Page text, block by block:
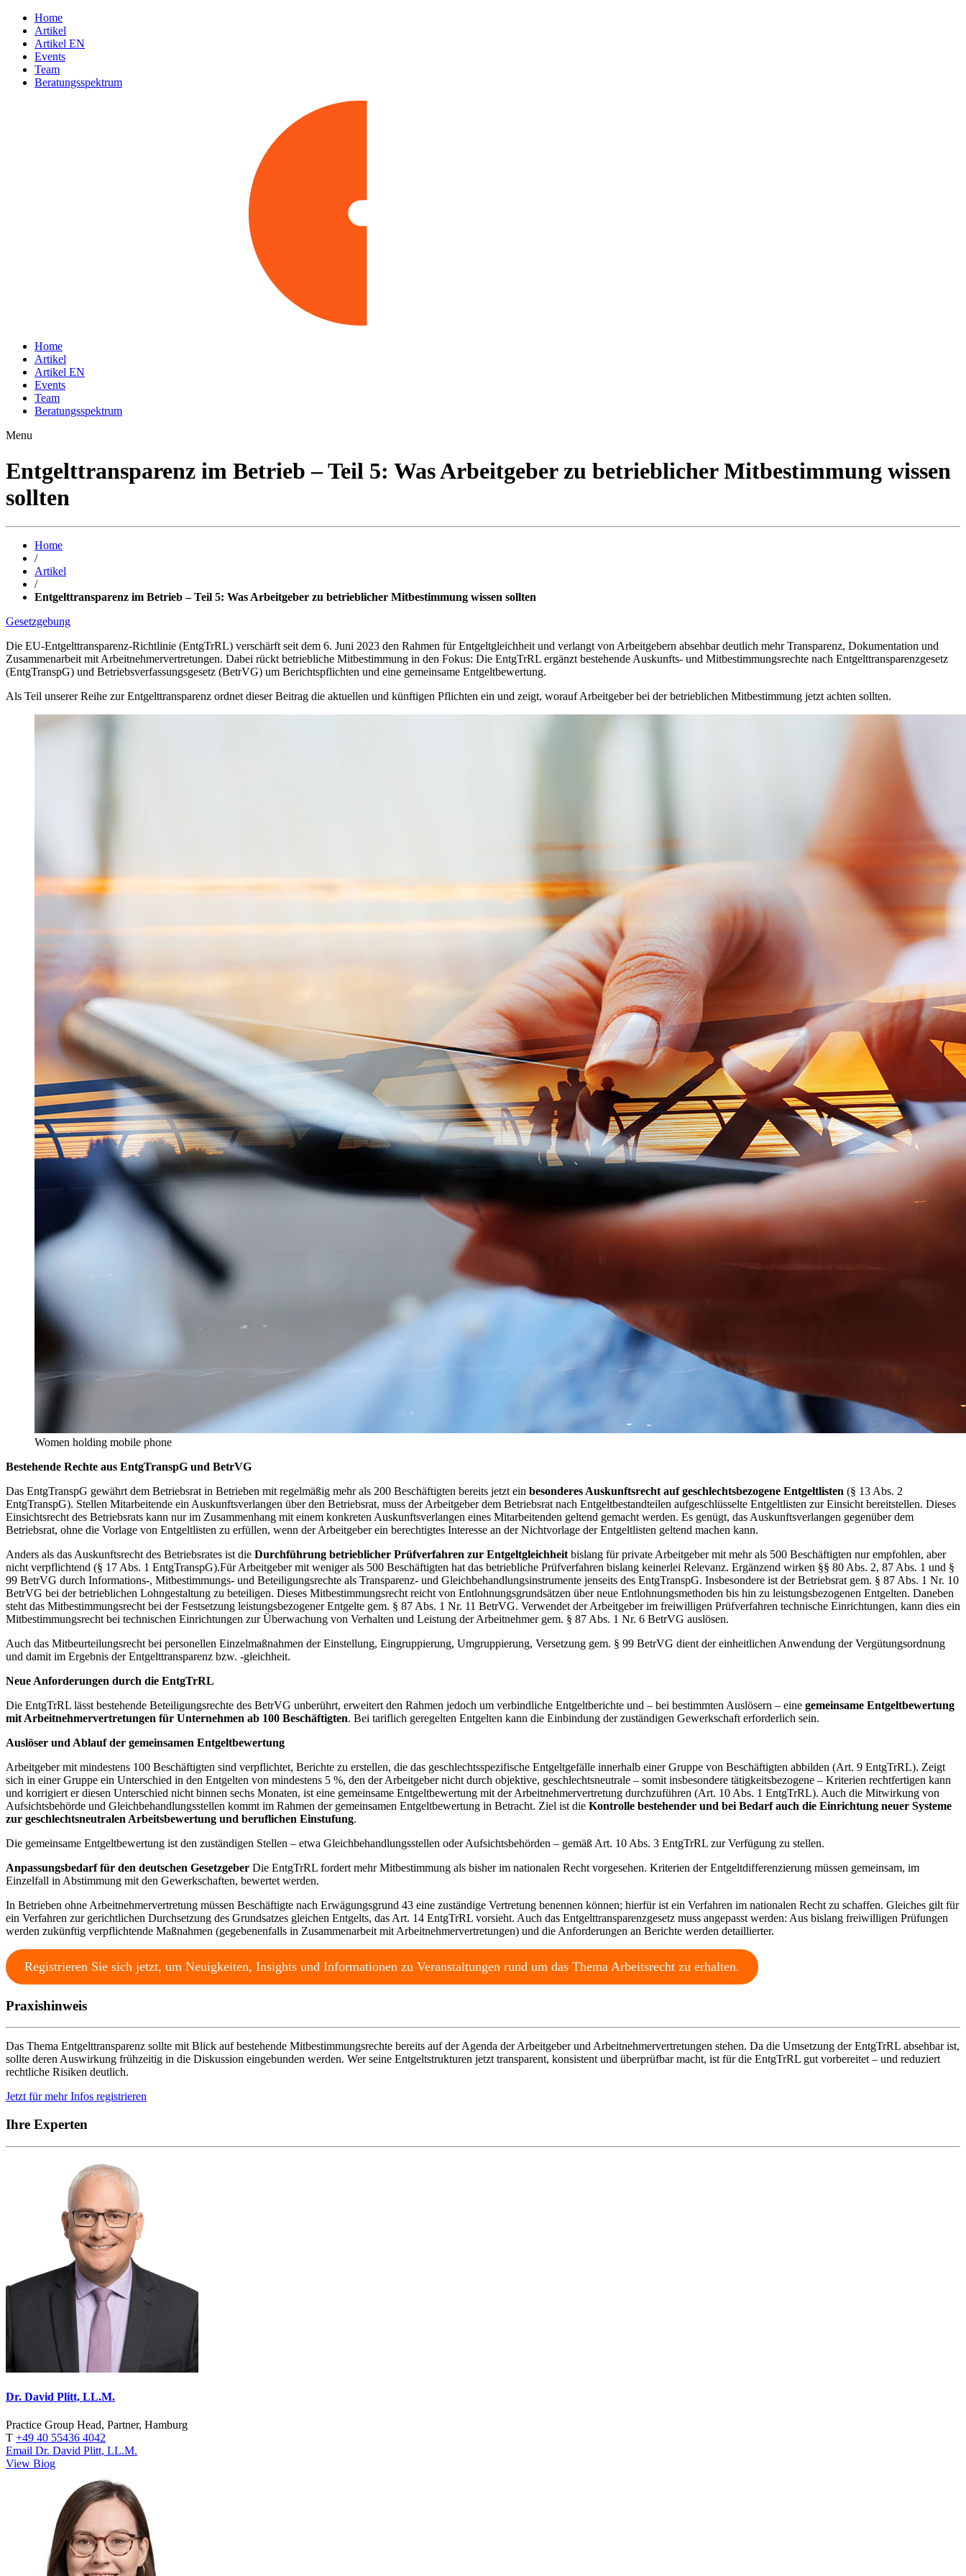
Home
Artikel
Artikel EN
Events
Team
Beratungsspektrum
Home
Artikel
Artikel EN
Events
Team
Beratungsspektrum
Menu
Entgelttransparenz im Betrieb – Teil 5: Was Arbeitgeber zu betrieblicher Mitbestimmung wissen
sollten
Home
/
Artikel
/
Entgelttransparenz im Betrieb – Teil 5: Was Arbeitgeber zu betrieblicher Mitbestimmung wissen sollten
Gesetzgebung
Die EU-Entgelttransparenz-Richtlinie (EntgTrRL) verschärft seit dem 6. Juni 2023 den Rahmen für Entgeltgleichheit und verlangt von Arbeitgebern absehbar deutlich mehr Transparenz, Dokumentation und
Zusammenarbeit mit Arbeitnehmervertretungen. Dabei rückt betriebliche Mitbestimmung in den Fokus: Die EntgTrRL ergänzt bestehende Auskunfts- und Mitbestimmungsrechte nach Entgelttransparenzgesetz
(EntgTranspG) und Betriebsverfassungsgesetz (BetrVG) um Berichtspflichten und eine gemeinsame Entgeltbewertung.
Als Teil unserer Reihe zur Entgelttransparenz ordnet dieser Beitrag die aktuellen und künftigen Pflichten ein und zeigt, worauf Arbeitgeber bei der betrieblichen Mitbestimmung jetzt achten sollten.
Women holding mobile phone
Bestehende Rechte aus EntgTranspG und BetrVG
Das EntgTranspG gewährt dem Betriebsrat in Betrieben mit regelmäßig mehr als 200 Beschäftigten bereits jetzt ein besonderes Auskunftsrecht auf geschlechtsbezogene Entgeltlisten (§ 13 Abs. 2
EntgTranspG). Stellen Mitarbeitende ein Auskunftsverlangen über den Betriebsrat, muss der Arbeitgeber dem Betriebsrat nach Entgeltbestandteilen aufgeschlüsselte Entgeltlisten zur Einsicht bereitstellen. Dieses
Einsichtsrecht des Betriebsrats kann nur im Zusammenhang mit einem konkreten Auskunftsverlangen eines Mitarbeitenden geltend gemacht werden. Es genügt, das Auskunftsverlangen gegenüber dem
Betriebsrat, ohne die Vorlage von Entgeltlisten zu erfüllen, wenn der Arbeitgeber ein berechtigtes Interesse an der Nichtvorlage der Entgeltlisten geltend machen kann.
Anders als das Auskunftsrecht des Betriebsrates ist die Durchführung betrieblicher Prüfverfahren zur Entgeltgleichheit bislang für private Arbeitgeber mit mehr als 500 Beschäftigten nur empfohlen, aber
nicht verpflichtend (§ 17 Abs. 1 EntgTranspG).Für Arbeitgeber mit weniger als 500 Beschäftigten hat das betriebliche Prüfverfahren bislang keinerlei Relevanz. Ergänzend wirken §§ 80 Abs. 2, 87 Abs. 1 und §
99 BetrVG durch Informations-, Mitbestimmungs- und Beteiligungsrechte als Transparenz- und Gleichbehandlungsinstrumente jenseits des EntgTranspG. Insbesondere ist der Betriebsrat gem. § 87 Abs. 1 Nr. 10
BetrVG bei der betrieblichen Lohngestaltung zu beteiligen. Dieses Mitbestimmungsrecht reicht von Entlohnungsgrundsätzen über neue Entlohnungsmethoden bis hin zu leistungsbezogenen Entgelten. Daneben
steht das Mitbestimmungsrecht bei der Festsetzung leistungsbezogener Entgelte gem. § 87 Abs. 1 Nr. 11 BetrVG. Verwendet der Arbeitgeber im freiwilligen Prüfverfahren technische Einrichtungen, kann dies ein
Mitbestimmungsrecht bei technischen Einrichtungen zur Überwachung von Verhalten und Leistung der Arbeitnehmer gem. § 87 Abs. 1 Nr. 6 BetrVG auslösen.
Auch das Mitbeurteilungsrecht bei personellen Einzelmaßnahmen der Einstellung, Eingruppierung, Umgruppierung, Versetzung gem. § 99 BetrVG dient der einheitlichen Anwendung der Vergütungsordnung
und damit im Ergebnis der Entgelttransparenz bzw. -gleichheit.
Neue Anforderungen durch die EntgTrRL
Die EntgTrRL lässt bestehende Beteiligungsrechte des BetrVG unberührt, erweitert den Rahmen jedoch um verbindliche Entgeltberichte und – bei bestimmten Auslösern – eine gemeinsame Entgeltbewertung
mit Arbeitnehmervertretungen für Unternehmen ab 100 Beschäftigten. Bei tariflich geregelten Entgelten kann die Einbindung der zuständigen Gewerkschaft erforderlich sein.
Auslöser und Ablauf der gemeinsamen Entgeltbewertung
Arbeitgeber mit mindestens 100 Beschäftigten sind verpflichtet, Berichte zu erstellen, die das geschlechtsspezifische Entgeltgefälle innerhalb einer Gruppe von Beschäftigten abbilden (Art. 9 EntgTrRL). Zeigt
sich in einer Gruppe ein Unterschied in den Entgelten von mindestens 5 %, den der Arbeitgeber nicht durch objektive, geschlechtsneutrale – somit insbesondere tätigkeitsbezogene – Kriterien rechtfertigen kann
und korrigiert er diesen Unterschied nicht binnen sechs Monaten, ist eine gemeinsame Entgeltbewertung mit der Arbeitnehmervertretung durchzuführen (Art. 10 Abs. 1 EntgTrRL). Auch die Mitwirkung von
Aufsichtsbehörde und Gleichbehandlungsstellen kommt im Rahmen der gemeinsamen Entgeltbewertung in Betracht. Ziel ist die Kontrolle bestehender und bei Bedarf auch die Einrichtung neuer Systeme
zur geschlechtsneutralen Arbeitsbewertung und beruflichen Einstufung.
Die gemeinsame Entgeltbewertung ist den zuständigen Stellen – etwa Gleichbehandlungsstellen oder Aufsichtsbehörden – gemäß Art. 10 Abs. 3 EntgTrRL zur Verfügung zu stellen.
Anpassungsbedarf für den deutschen Gesetzgeber Die EntgTrRL fordert mehr Mitbestimmung als bisher im nationalen Recht vorgesehen. Kriterien der Entgeltdifferenzierung müssen gemeinsam, im
Einzelfall in Abstimmung mit den Gewerkschaften, bewertet werden.
In Betrieben ohne Arbeitnehmervertretung müssen Beschäftigte nach Erwägungsgrund 43 eine zuständige Vertretung benennen können; hierfür ist ein Verfahren im nationalen Recht zu schaffen. Gleiches gilt für
ein Verfahren zur gerichtlichen Durchsetzung des Grundsatzes gleichen Entgelts, das Art. 14 EntgTrRL vorsieht. Auch das Entgelttransparenzgesetz muss angepasst werden: Aus bislang freiwilligen Prüfungen
werden zukünftig verpflichtende Maßnahmen (gegebenenfalls in Zusammenarbeit mit Arbeitnehmervertretungen) und die Anforderungen an Berichte werden detaillierter.
Registrieren Sie sich jetzt, um Neuigkeiten, Insights und Informationen zu Veranstaltungen rund um das Thema Arbeitsrecht zu erhalten.
Praxishinweis
Das Thema Entgelttransparenz sollte mit Blick auf bestehende Mitbestimmungsrechte bereits auf der Agenda der Arbeitgeber und Arbeitnehmervertretungen stehen. Da die Umsetzung der EntgTrRL absehbar ist,
sollte deren Auswirkung frühzeitig in die Diskussion eingebunden werden. Wer seine Entgeltstrukturen jetzt transparent, konsistent und überprüfbar macht, ist für die EntgTrRL gut vorbereitet – und reduziert
rechtliche Risiken deutlich.
Jetzt für mehr Infos registrieren
Ihre Experten
Dr. David Plitt, LL.M.
Practice Group Head, Partner, Hamburg
T +49 40 55436 4042
Email Dr. David Plitt, LL.M.
View Biog